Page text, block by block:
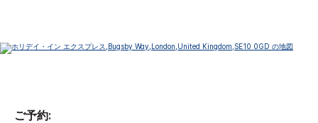
ご予約: